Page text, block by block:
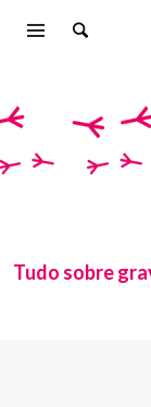
Tudo sobre